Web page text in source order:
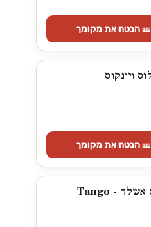
🎫 הבטח את מקומך
🎫 הבטח את מקומך
אגדת הטנגו העולמי מרכוס אשלה - Tango